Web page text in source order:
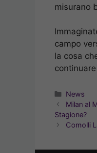
misurano
campo
la cosa
Categorie
News
Milan al
Stagione?
Comolli